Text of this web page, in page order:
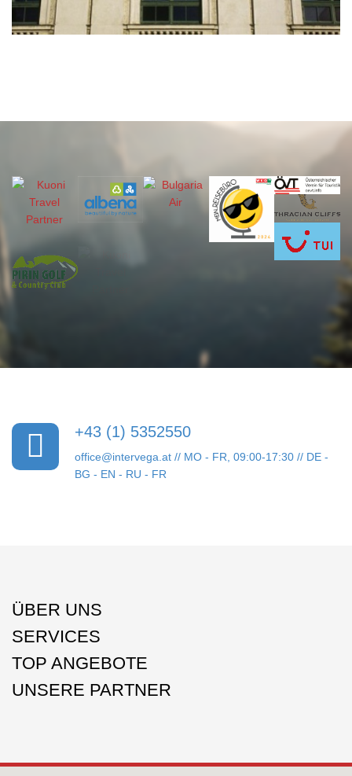
+43 (1) 5352550
office@intervega.at // MO - FR, 09:00-17:30 // DE -
BG - EN - RU - FR
ÜBER UNS
SERVICES
TOP ANGEBOTE
UNSERE PARTNER